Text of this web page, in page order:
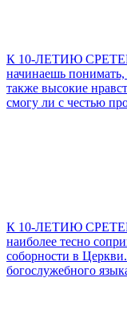
К 10-ЛЕТИЮ
начинаешь понимать,
также высокие
смогу ли с честью
К 10-ЛЕТИЮ
наиболее тесно
соборности в
богослужебного